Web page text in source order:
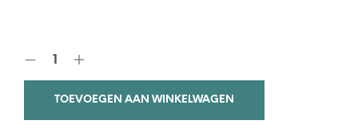
TOEVOEGEN AAN WINKELWAGEN